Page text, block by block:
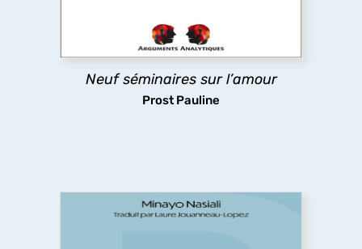
Neuf séminaires sur l’amour
Prost Pauline
mythologie, le théâtre, la littérature.
découvrir